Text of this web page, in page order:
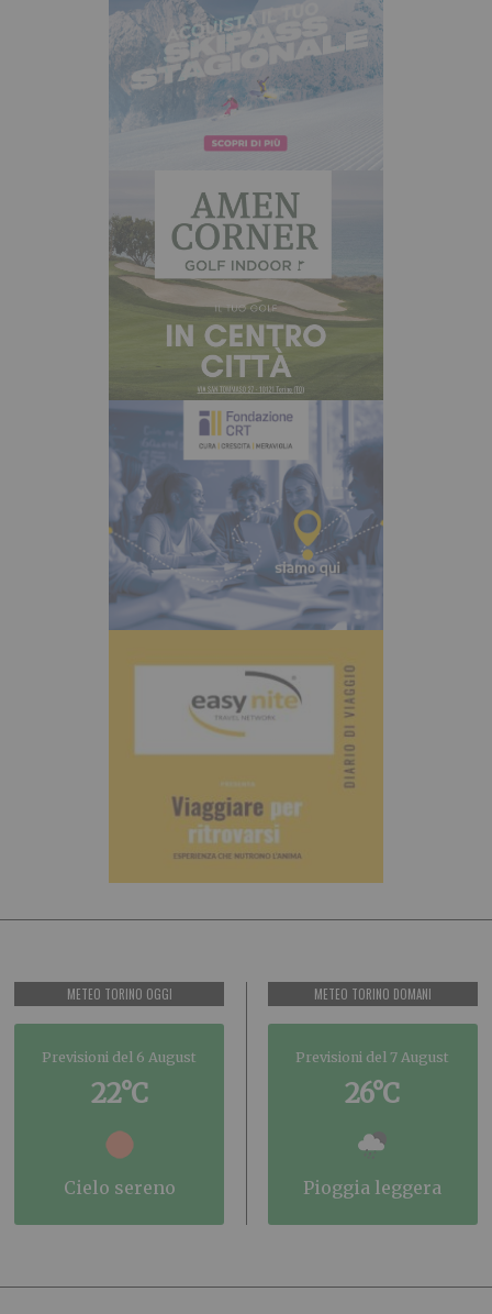
METEO TORINO OGGI
Previsioni del 6 August
22°C
cielo sereno
METEO TORINO DOMANI
Previsioni del 7 August
26°C
pioggia leggera